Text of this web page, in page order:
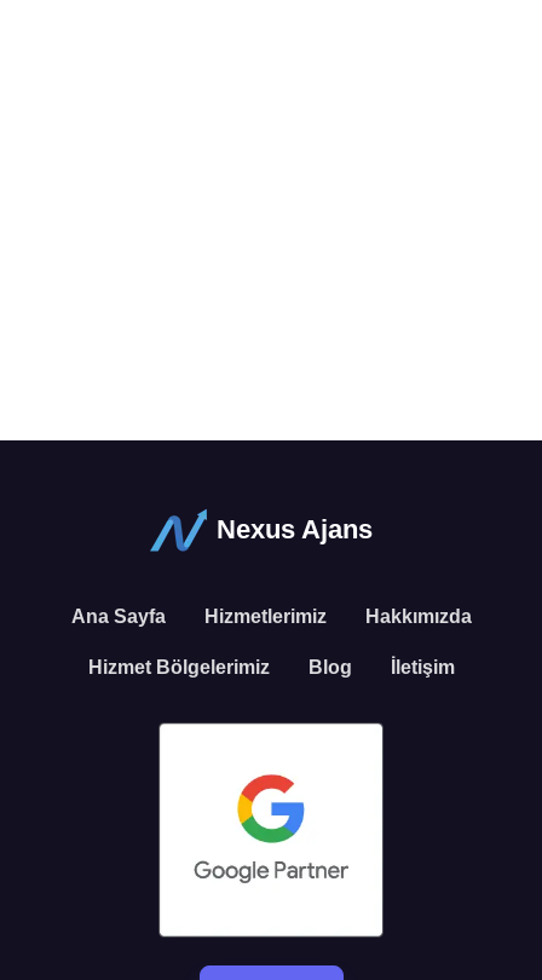
Nexus Ajans
Ana Sayfa Hizmetlerimiz Hakkımızda
Hizmet Bölgelerimiz Blog İletişim